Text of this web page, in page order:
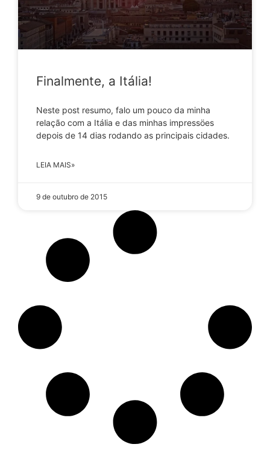
Finalmente, a Itália!
Neste post resumo, falo um pouco da minha
relação com a Itália e das minhas impressöes
depois de 14 dias rodando as principais cidades.
LEIA MAIS»
9 de outubro de 2015